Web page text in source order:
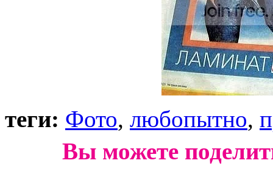
теги: Фото, любопытно,
Вы можете